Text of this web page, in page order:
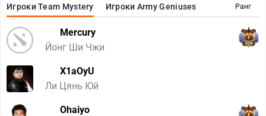
Ранг
Игроки Team Mystery Игроки Army Geniuses
Mercury
Йонг Ши Чжи
514
X1aOyU
Ли Цянь Юй
Ohaiyo